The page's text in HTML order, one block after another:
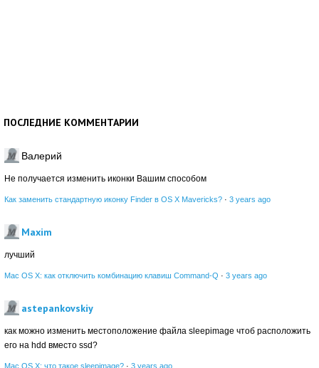
ПОСЛЕДНИЕ КОММЕНТАРИИ
Валерий
Не получается изменить иконки Вашим способом
Как заменить стандартную иконку Finder в OS X Mavericks? · 3 years ago
Maxim
лучший
Mac OS X: как отключить комбинацию клавиш Command-Q · 3 years ago
astepankovskiy
как можно изменить местоположение файла sleepimage чтоб расположить
его на hdd вместо ssd?
Mac OS X: что такое sleepimage? · 3 years ago